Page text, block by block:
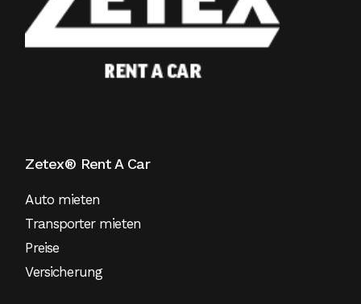
Zetex® Rent A Car
Auto mieten
Transporter mieten
Preise
Versicherung